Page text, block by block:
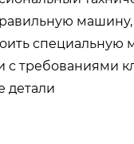
машину,
специальную
с требованиями
детали